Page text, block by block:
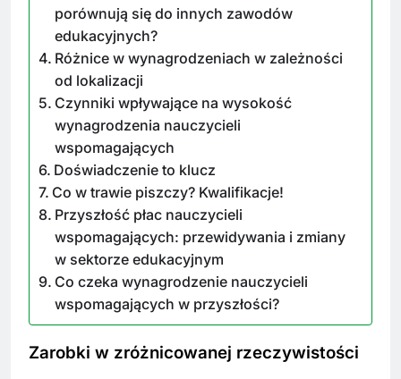
porównują się do innych zawodów
edukacyjnych?
Różnice w wynagrodzeniach w zależności
od lokalizacji
Czynniki wpływające na wysokość
wynagrodzenia nauczycieli
wspomagających
Doświadczenie to klucz
Co w trawie piszczy? Kwalifikacje!
Przyszłość płac nauczycieli
wspomagających: przewidywania i zmiany
w sektorze edukacyjnym
Co czeka wynagrodzenie nauczycieli
wspomagających w przyszłości?
Zarobki w zróżnicowanej rzeczywistości